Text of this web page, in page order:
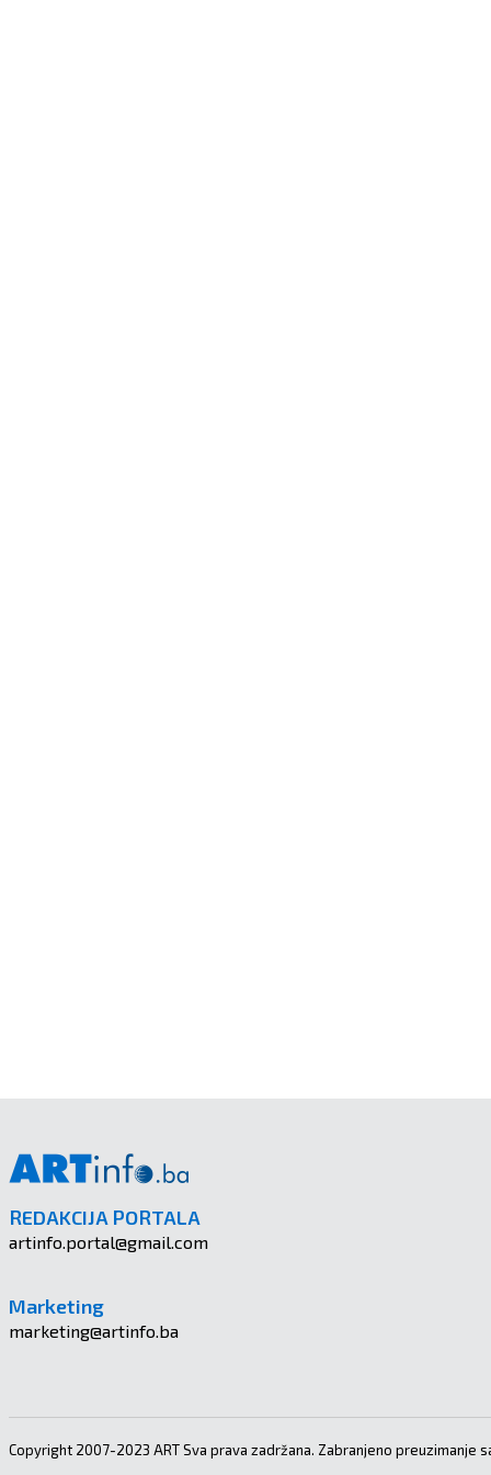
REDAKCIJA PORTALA
artinfo.portal@gmail.com
Marketing
marketing@artinfo.ba
Copyright 2007-2023 ART Sva prava zadržana. Zabranjeno preuzimanje